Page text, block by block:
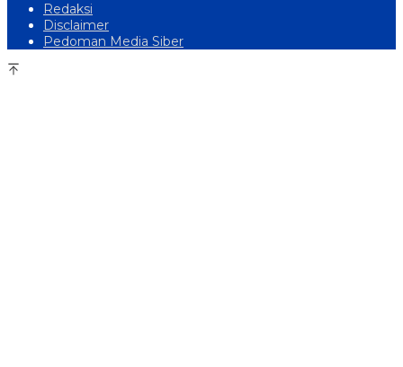
Redaksi
Disclaimer
Pedoman Media Siber